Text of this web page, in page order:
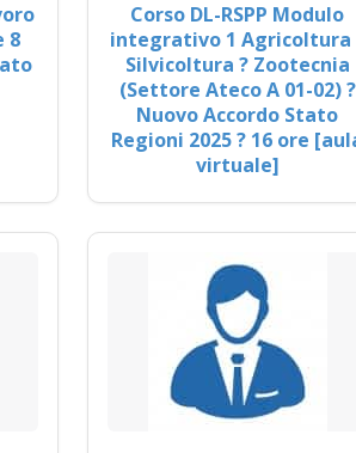
8
Corso DL-RSPP Modulo
integrativo 1 Agricoltura
Silvicoltura ? Zootecnia
(Settore Ateco A 01-02) ?
Nuovo Accordo Stato
Regioni 2025 ? 16 ore
virtuale]